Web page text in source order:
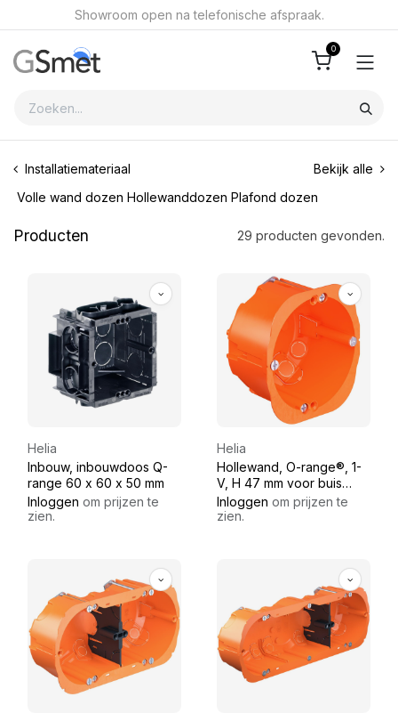
Overslaan naar inhoudShowroom open na telefonische afspraak.
0
Installatiemateriaal
Bekijk alle
Volle wand dozen Hollewanddozen Plafond dozen
Producten 29 producten gevonden.
Helia
Inbouw, inbouwdoos Q-
range 60 x 60 x 50 mm
Inloggen om prijzen te
zien.
Helia
Hollewand, O-range®, 1-
V, H 47 mm voor buis
M16-M25
Inloggen om prijzen te
zien.